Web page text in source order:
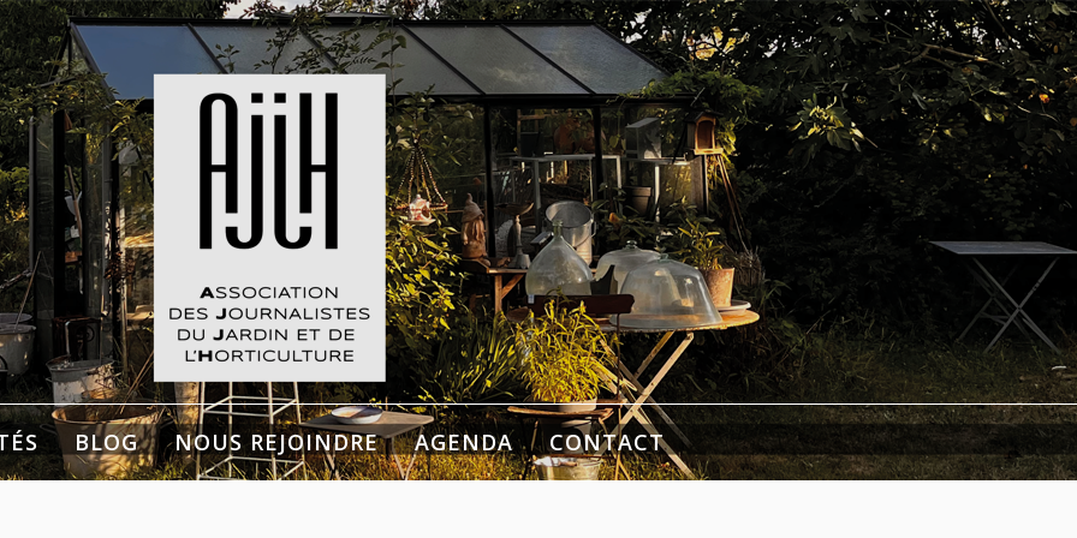
du Jardin et de
BLOG NOUS REJOINDRE AGENDA CONTACT